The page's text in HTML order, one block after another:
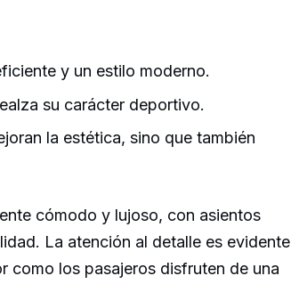
y un estilo moderno.
su carácter deportivo.
la estética, sino que también
cómodo y lujoso, con asientos
La atención al detalle es evidente
como los pasajeros disfruten de una